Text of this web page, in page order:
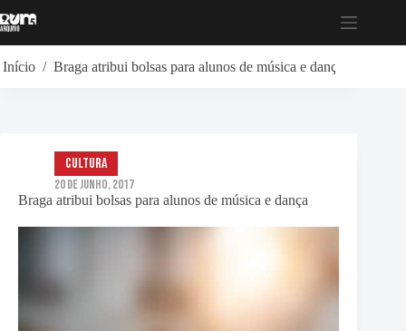
para
Início / Braga atribui bolsas para alunos de música e dança
Braga atribui bolsas para alunos de música e dança
Cultura
20 de Junho, 2017